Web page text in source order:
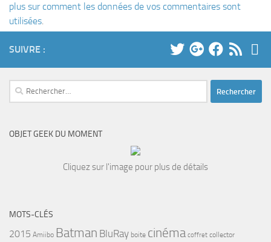
plus sur comment les données de vos commentaires sont
utilisées.
SUIVRE :
Rechercher :
OBJET GEEK DU MOMENT
Cliquez sur l'image pour plus de détails
MOTS-CLÉS
2015 Amiibo Batman BluRay boite cinéma coffret collector